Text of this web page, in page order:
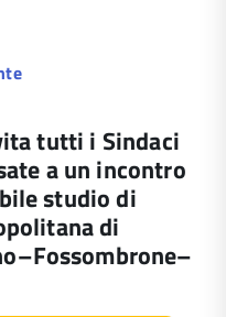
tutti i Sindaci
a un incontro
studio di
di